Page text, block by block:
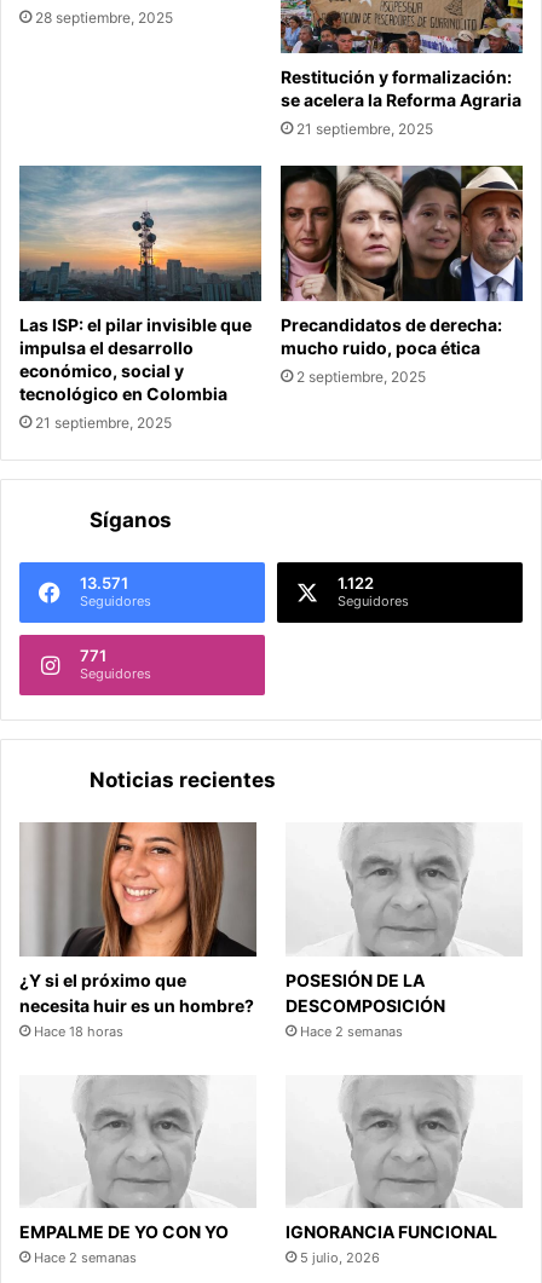
28 septiembre, 2025
Restitución y formalización:
se acelera la Reforma Agraria
21 septiembre, 2025
Las ISP: el pilar invisible que
impulsa el desarrollo
económico, social y
tecnológico en Colombia
21 septiembre, 2025
Precandidatos de derecha:
mucho ruido, poca ética
2 septiembre, 2025
Síganos
13.571
Seguidores
1.122
Seguidores
771
Seguidores
Noticias recientes
¿Y si el próximo que
necesita huir es un hombre?
Hace 18 horas
POSESIÓN DE LA
DESCOMPOSICIÓN
Hace 2 semanas
EMPALME DE YO CON YO
Hace 2 semanas
IGNORANCIA FUNCIONAL
5 julio, 2026